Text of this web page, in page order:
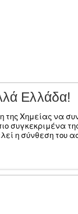
Ελλάδα!
της Χημείας να
συγκεκριμένα
η σύνθεση του